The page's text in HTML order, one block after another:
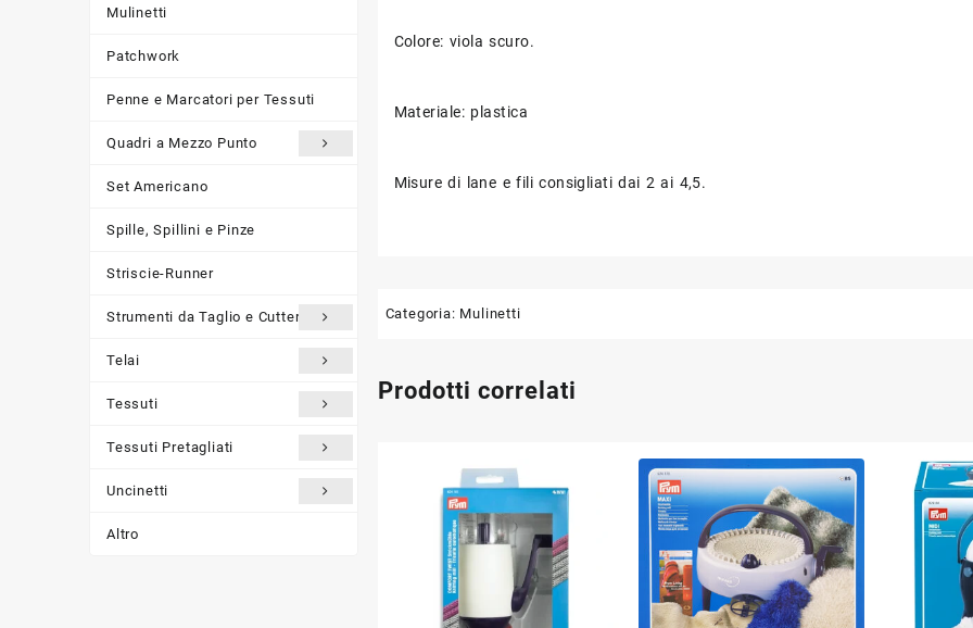
Mulinetti
Patchwork
Penne e Marcatori per Tessuti
Quadri a Mezzo Punto
Set Americano
Spille, Spillini e Pinze
Striscie-Runner
Strumenti da Taglio e Cutter
Telai
Tessuti
Tessuti Pretagliati
Uncinetti
Altro
Colore: viola scuro.
Materiale: plastica
Misure di lane e fili consigliati dai 2 ai 4,5.
Categoria: Mulinetti
Prodotti correlati